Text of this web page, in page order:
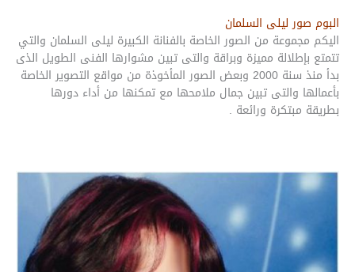
البوم صور ليلى السلمان
اليكم مجموعة من الصور الخاصة بالفنانة الكبيرة ليلى السلمان والتي
تتمتع بإطلالة مميزة وبراقة والتى تبين مشوارها الفنى الطويل الذى
بدأ منذ سنة 2000 وبعض الصور المأخوذة من مواقع التصوير الخاصة
بأعمالها والتى تبين جمال ملامحها مع تمكنها من أداء دورها
بطريقة مبتكرة ورائعة .